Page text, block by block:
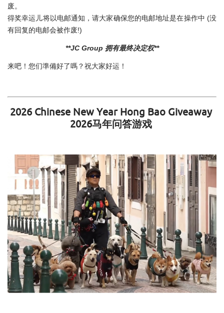
废。
得奖幸运儿将以电邮通知，请大家确保您的电邮地址是在操作中 (没
有回复的电邮会被作废!)
**JC Group 拥有最终决定权**
来吧！您们準備好了嗎？祝大家好运！
2026 Chinese New Year Hong Bao Giveaway
2026马年问答游戏